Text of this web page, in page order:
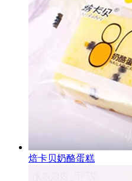
焙卡贝奶酪蛋糕